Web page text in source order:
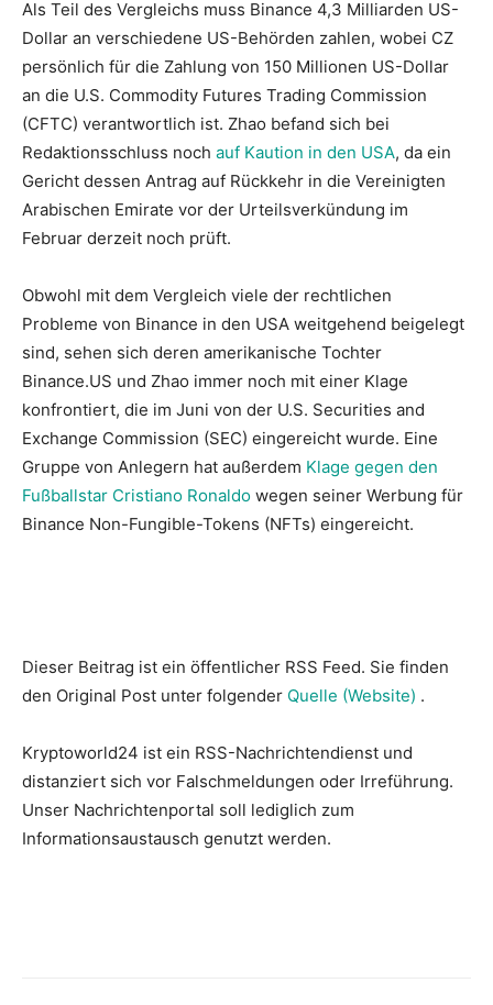
Als Teil des Vergleichs muss Binance 4,3 Milliarden US-
Dollar an verschiedene US-Behörden zahlen, wobei CZ
persönlich für die Zahlung von 150 Millionen US-Dollar
an die U.S. Commodity Futures Trading Commission
(CFTC) verantwortlich ist. Zhao befand sich bei
Redaktionsschluss noch auf Kaution in den USA, da ein
Gericht dessen Antrag auf Rückkehr in die Vereinigten
Arabischen Emirate vor der Urteilsverkündung im
Februar derzeit noch prüft.
Obwohl mit dem Vergleich viele der rechtlichen
Probleme von Binance in den USA weitgehend beigelegt
sind, sehen sich deren amerikanische Tochter
Binance.US und Zhao immer noch mit einer Klage
konfrontiert, die im Juni von der U.S. Securities and
Exchange Commission (SEC) eingereicht wurde. Eine
Gruppe von Anlegern hat außerdem Klage gegen den
Fußballstar Cristiano Ronaldo wegen seiner Werbung für
Binance Non-Fungible-Tokens (NFTs) eingereicht.
Dieser Beitrag ist ein öffentlicher RSS Feed. Sie finden
den Original Post unter folgender Quelle (Website) .
Kryptoworld24 ist ein RSS-Nachrichtendienst und
distanziert sich vor Falschmeldungen oder Irreführung.
Unser Nachrichtenportal soll lediglich zum
Informationsaustausch genutzt werden.